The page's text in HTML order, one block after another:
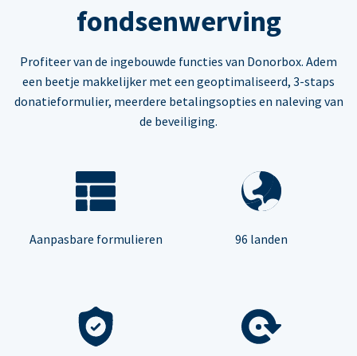
fondsenwerving
Profiteer van de ingebouwde functies van Donorbox. Adem
een beetje makkelijker met een geoptimaliseerd, 3-staps
donatieformulier, meerdere betalingsopties en naleving van
de beveiliging.
Aanpasbare formulieren 96 landen